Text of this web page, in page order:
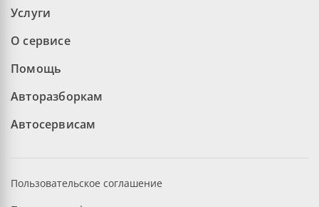
Услуги
О сервисе
Помощь
Авторазборкам
Автосервисам
Пользовательское соглашение